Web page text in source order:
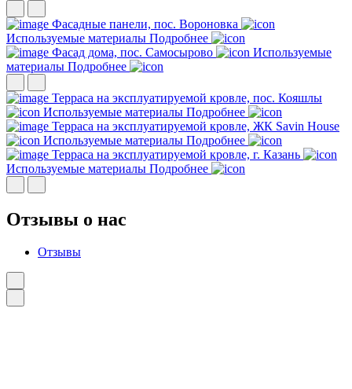
Фасадные панели, пос. Вороновка
Используемые материалы Подробнее
Фасад дома, пос. Самосырово
Используемые
материалы Подробнее
Терраса на эксплуатируемой кровле, пос. Кояшлы
Используемые материалы Подробнее
Терраса на эксплуатируемой кровле, ЖК Savin House
Используемые материалы Подробнее
Терраса на эксплуатируемой кровле, г. Казань
Используемые материалы Подробнее
Отзывы о нас
Отзывы